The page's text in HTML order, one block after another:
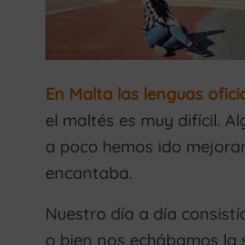
En Malta las lenguas
el maltés es muy difícil.
a poco hemos ido
encantaba.
Nuestro día a día
o bien nos echábamos